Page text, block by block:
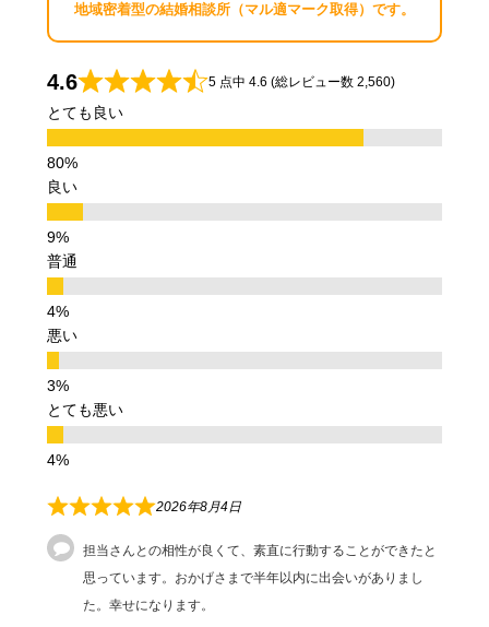
地域密着型の結婚相談所（マル適マーク取得）です。
4.6 5 点中 4.6 (総レビュー数 2,560)
とても良い
良い
普通
悪い
とても悪い
2026年8月4日
担当さんとの相性が良くて、素直に行動することができたと
思っています。おかげさまで半年以内に出会いがありまし
た。幸せになります。